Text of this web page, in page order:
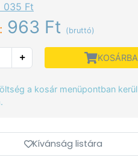
035 Ft
963 Ft (bruttó)
KOSÁRBA
a kosár menüpontban kerül
Kívánság listára